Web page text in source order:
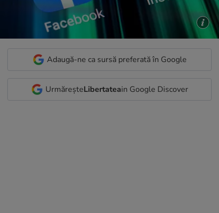
Adaugă-ne ca sursă preferată în Google
UrmăreșteLibertateain Google Discover